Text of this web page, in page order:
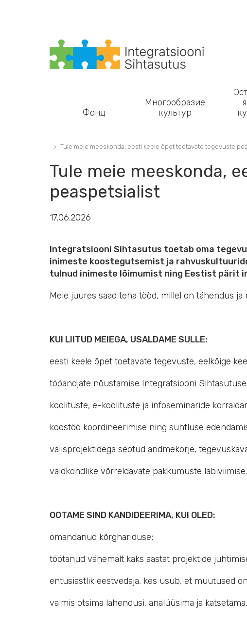
Main navigation
Фонд
Многообразие
культур
Tule meie meeskonda, eesti keele õpet toetavate tegevuste
Tule meie meeskonda,
peaspetsialist
17.06.2026
Integratsiooni Sihtasutus toetab oma
inimeste koostegutsemist ja
tulnud inimeste lõimumist ning Eestist pärit
Meie juures saad teha tööd, millel on tähendus ja
KUI LIITUD MEIEGA, USALDAME SULLE:
eesti keele õpet toetavate tegevuste, eelkõige
tööandjate nõustamise Integratsiooni
koolituste, e-koolituste ja infoseminaride
koostöö koordineerimise ning suhtluse
välisprojektidega seotud andmekorje,
valdkondlike võrreldavate pakkumuste läbiviimise.
OOTAME SIND KANDIDEERIMA, KUI OLED:
omandanud kõrghariduse;
töötanud vähemalt kaks aastat projektide
entusiastlik eestvedaja, kes usub, et muutused
valmis otsima lahendusi, analüüsima ja